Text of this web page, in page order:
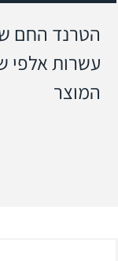
הטרנד החם
עשרות אלפי
המוצר